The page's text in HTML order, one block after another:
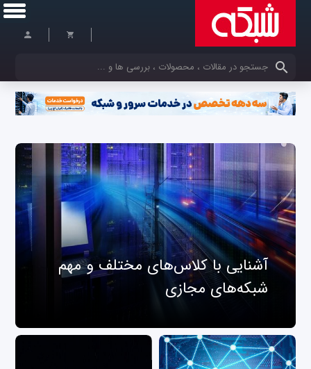
کلمات کلیدی خود را وارد کنید
آشنایی با کلاس‌های مختلف و مهم
شبکه‌های مجازی